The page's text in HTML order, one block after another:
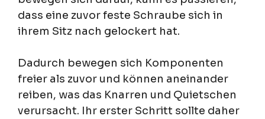
dass eine zuvor feste Schraube sich in
ihrem Sitz nach gelockert hat.
Dadurch bewegen sich Komponenten
freier als zuvor und können aneinander
reiben, was das Knarren und Quietschen
verursacht. Ihr erster Schritt sollte daher